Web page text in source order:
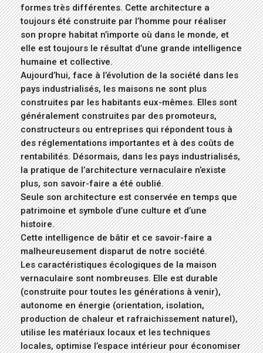
formes très différentes. Cette architecture a
toujours été construite par l’homme pour réaliser
son propre habitat n’importe où dans le monde, et
elle est toujours le résultat d’une grande intelligence
humaine et collective.
Aujourd’hui, face à l’évolution de la société dans les
pays industrialisés, les maisons ne sont plus
construites par les habitants eux-mêmes. Elles sont
généralement construites par des promoteurs,
constructeurs ou entreprises qui répondent tous à
des réglementations importantes et à des coûts de
rentabilités. Désormais, dans les pays industrialisés,
la pratique de l’architecture vernaculaire n’existe
plus, son savoir-faire a été oublié.
Seule son architecture est conservée en temps que
patrimoine et symbole d’une culture et d’une
histoire.
Cette intelligence de bâtir et ce savoir-faire a
malheureusement disparut de notre société.
Les caractéristiques écologiques de la maison
vernaculaire sont nombreuses. Elle est durable
(construite pour toutes les générations à venir),
autonome en énergie (orientation, isolation,
production de chaleur et rafraichissement naturel),
utilise les matériaux locaux et les techniques
locales, optimise l’espace intérieur pour économiser